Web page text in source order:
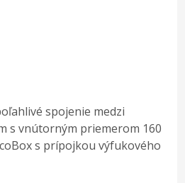
spojenie medzi
s vnútorným priemerom 160
s prípojkou výfukového